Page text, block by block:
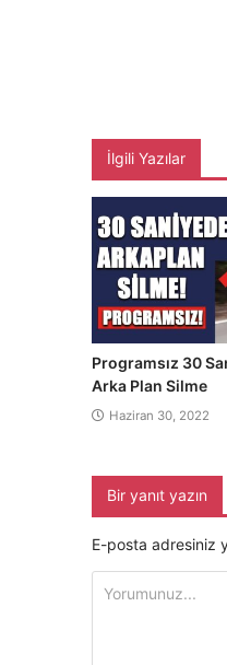
İlgili Yazılar
Programsız 30
Arka Plan Silme
Haziran 30, 2022
Bir yanıt yazın
E-posta adresiniz